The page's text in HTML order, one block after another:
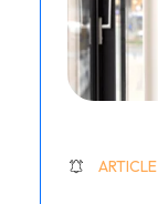
ARTICLE